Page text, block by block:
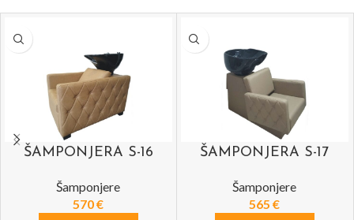
ŠAMPONJERA S-16
Šamponjere
570€
ŠAMPONJERA S-17
Šamponjere
565€